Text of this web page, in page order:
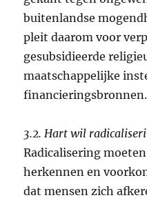
buitenlandse
pleit daarom voor
gesubsidieerde
maatschappelijke
financieringsbronnen.
3.2. Hart wil
Radicalisering
herkennen en
dat mensen zich